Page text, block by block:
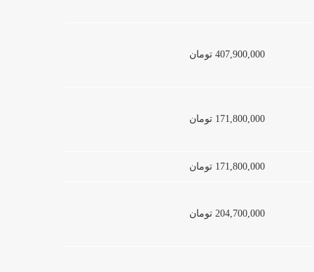
407,900,000 تومان
171,800,000 تومان
171,800,000 تومان
204,700,000 تومان